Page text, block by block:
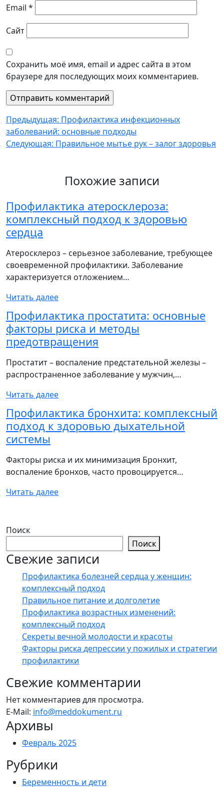
Email *
Сайт
Сохранить моё имя, email и адрес сайта в этом
браузере для последующих моих комментариев.
Навигация
по
записям
Предыдущая: Профилактика инфекционных
заболеваний: основные подходы
Следующая: Правильное мытье рук – залог здоровья
Похожие записи
Профилактика атеросклероза:
комплексный подход к здоровью
сердца
Атеросклероз – серьезное заболевание, требующее
своевременной профилактики. Заболевание
характеризуется отложением…
Читать далее
Профилактика простатита: основные
факторы риска и методы
предотвращения
Простатит – воспаление предстательной железы –
распространенное заболевание у мужчин‚…
Читать далее
Профилактика бронхита: комплексный
подход к здоровью дыхательной
системы
Факторы риска и их минимизация Бронхит,
воспаление бронхов, часто провоцируется…
Читать далее
Поиск
Поиск
Свежие записи
Профилактика болезней сердца у женщин:
комплексный подход
Правильное питание и долголетие
Профилактика возрастных изменений:
комплексный подход
Секреты вечной молодости и красоты
Факторы риска депрессии у пожилых и стратегии
профилактики
Свежие комментарии
Нет комментариев для просмотра.
E-Mail: info@meddokument.ru
Архивы
Февраль 2025
Рубрики
Беременность и дети